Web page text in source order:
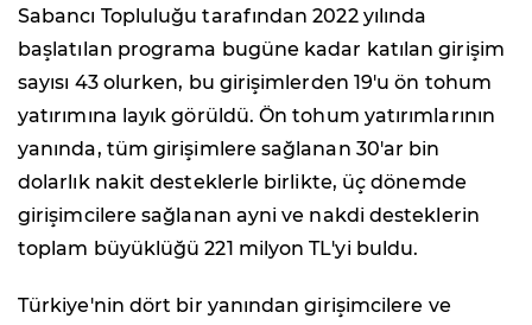
Sabancı Topluluğu tarafından 2022 yılında
başlatılan programa bugüne kadar katılan girişim
sayısı 43 olurken, bu girişimlerden 19'u ön tohum
yatırımına layık görüldü. Ön tohum yatırımlarının
yanında, tüm girişimlere sağlanan 30'ar bin
dolarlık nakit desteklerle birlikte, üç dönemde
girişimcilere sağlanan ayni ve nakdi desteklerin
toplam büyüklüğü 221 milyon TL'yi buldu.
Türkiye'nin dört bir yanından girişimcilere ve